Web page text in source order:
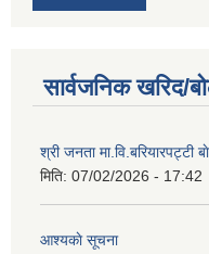
सार्वजनिक खरिद/
श्री जनता
मिति: 07/02/2026 - 17:42
आश्यकाे सूचना